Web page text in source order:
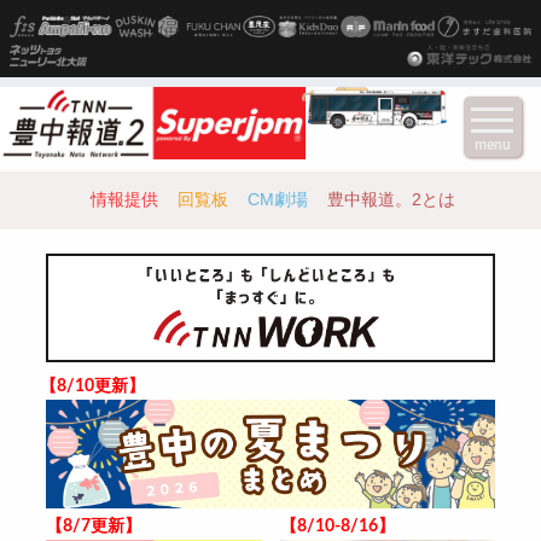
情報提供 回覧板 CM劇場 豊中報道。2とは
【8/10更新】
【8/7更新】 【8/10-8/16】
menu